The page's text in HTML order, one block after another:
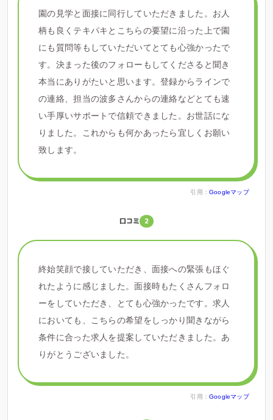
園の見学と面接に同行していただきました。お人
柄も良くテキパキとこちらの要望に沿った上で園
にも質問等もしていただいてとても心強かったで
す。決まった後のフォローもしてくださると聞き
本当にありがたいと思います。登録からラインで
の連絡、担当の波多さんからの連絡などとても速
い手厚いサポートで信頼できました。お世話にな
りました。これからも何かあったら宜しくお願い
致します。
引用： Googleマップ
口コミ 2
終始笑顔で接していただき、面接への緊張もほぐ
れたように感じました。面接時もたくさんフォロ
ーをしていただき、とても心強かったです。求人
においても、こちらの希望をしっかり聞きながら
条件に合った求人を提案していただきました。あ
りがとうございました。
引用： Googleマップ